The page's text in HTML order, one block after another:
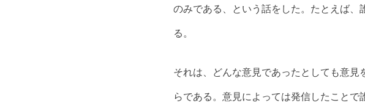
のみである、という話をした。たとえば
る。
それは、どんな意見であったとしても意
らである。意見によっては発信したこと